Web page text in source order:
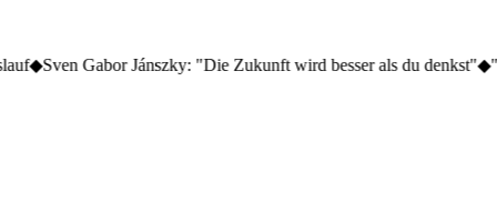
Jánszky: "Die Zukunft wird besser als du denkst"◆"Der Regen von